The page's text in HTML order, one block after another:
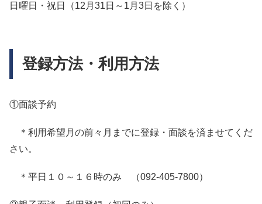
日曜日・祝日（12月31日～1月3日を除く）
登録方法・利用方法
①面談予約
＊利用希望月の前々月までに登録・面談を済ませてくだ
さい。
＊平日１０～１６時のみ （092-405-7800）